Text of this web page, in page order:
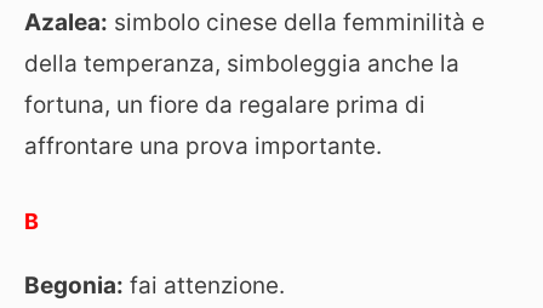
Azalea: simbolo cinese della femminilità e
della temperanza, simboleggia anche la
fortuna, un fiore da regalare prima di
affrontare una prova importante.
B
Begonia: fai attenzione.